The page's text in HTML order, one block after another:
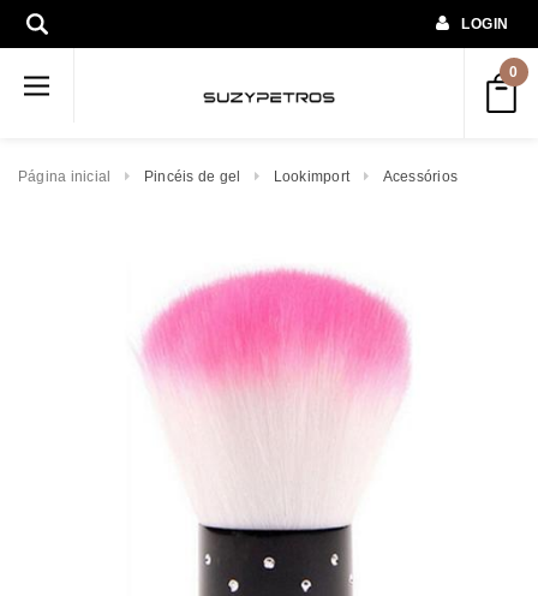
LOGIN
0
Página inicial Pincéis de gel Lookimport Acessórios